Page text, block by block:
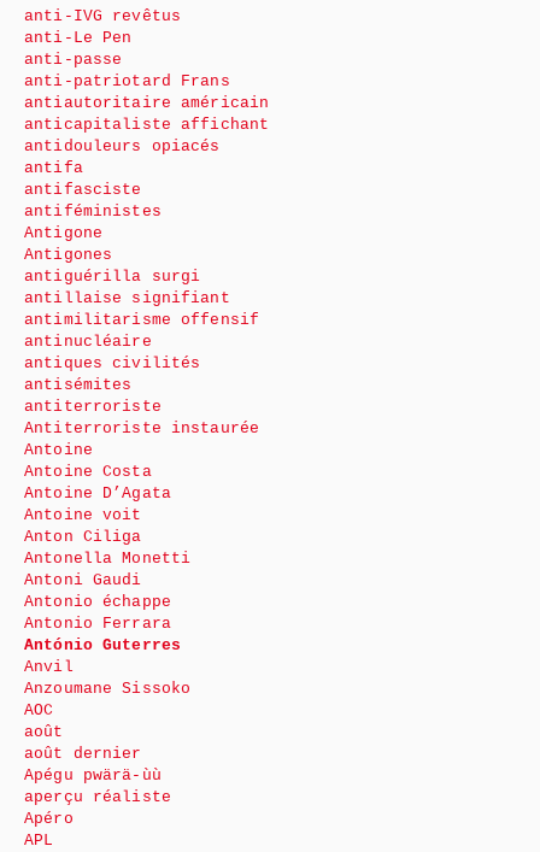
anti-IVG revêtus
anti-Le Pen
anti-passe
anti-patriotard Frans
antiautoritaire américain
anticapitaliste affichant
antidouleurs opiacés
antifa
antifasciste
antiféministes
Antigone
Antigones
antiguérilla surgi
antillaise signifiant
antimilitarisme offensif
antinucléaire
antiques civilités
antisémites
antiterroriste
Antiterroriste instaurée
Antoine
Antoine Costa
Antoine D’Agata
Antoine voit
Anton Ciliga
Antonella Monetti
Antoni Gaudi
Antonio échappe
Antonio Ferrara
António Guterres
Anvil
Anzoumane Sissoko
AOC
août
août dernier
Apégu pwärä-ùù
aperçu réaliste
Apéro
APL